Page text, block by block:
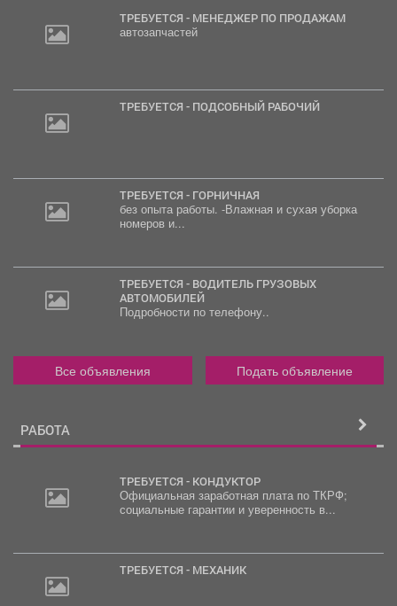
ТРЕБУЕТСЯ - МЕНЕДЖЕР ПО ПРОДАЖАМ
автозапчастей
ТРЕБУЕТСЯ - ПОДСОБНЫЙ РАБОЧИЙ
ТРЕБУЕТСЯ - ГОРНИЧНАЯ
без опыта работы. -Влажная и сухая уборка
номеров и...
ТРЕБУЕТСЯ - ВОДИТЕЛЬ ГРУЗОВЫХ
АВТОМОБИЛЕЙ
Подробности по телефону..
Все объявления Подать объявление
РАБОТА
ТРЕБУЕТСЯ - КОНДУКТОР
Официальная заработная плата по ТКРФ;
социальные гарантии и уверенность в...
ТРЕБУЕТСЯ - МЕХАНИК